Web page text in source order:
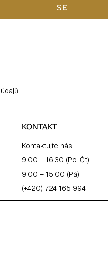
SE
.
KONTAKT
Kontaktujte nás
9:00 – 16:30 (Po-Čt)
9:00 – 15:00 (Pá)
(+420) 724 165 994
info@salonpro.cz